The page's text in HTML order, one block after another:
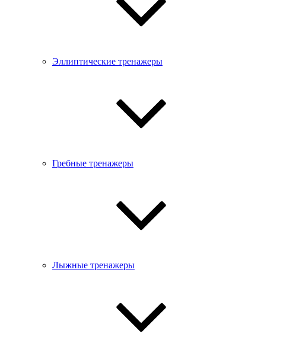
Эллиптические тренажеры
Гребные тренажеры
Лыжные тренажеры